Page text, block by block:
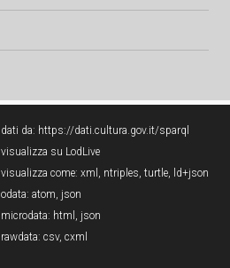
dati da: https://dati.cultura.gov.it/sparql
visualizza su LodLive
visualizza come: xml , ntriples, turtle, ld+json
odata: atom, json
microdata: html , json
rawdata: csv, cxml